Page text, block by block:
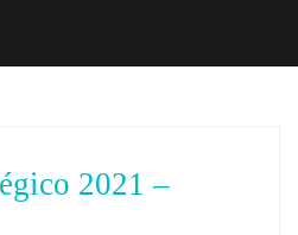
2021 –